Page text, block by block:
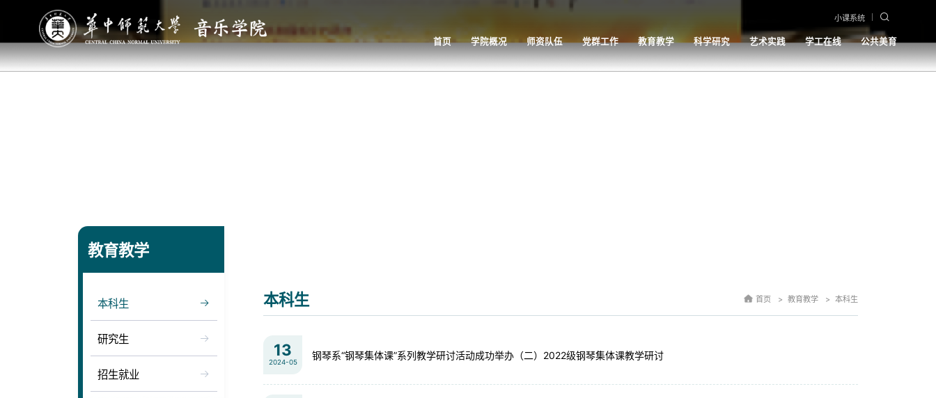
小课系统
首页 学院概况 师资队伍 党群工作 教育教学 科学研究 艺术实践 学工在线 公共美育
教育教学
本科生
研究生
招生就业
本科生 首页 教育教学 本科生
13
2024-05
钢琴系“钢琴集体课”系列教学研讨活动成功举办（二）2022级钢琴集体课教学研讨